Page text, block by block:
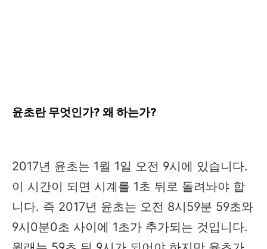
윤초란 무엇인가? 왜 하는가?
2017년 윤초는 1월 1일 오전 9시에 있습니다.
이 시간이 되면 시계를 1초 뒤로 돌려놔야 합
니다. 즉 2017년 윤초는 오전 8시59분 59초와
9시0분0초 사이에 1초가 추가되는 것입니다.